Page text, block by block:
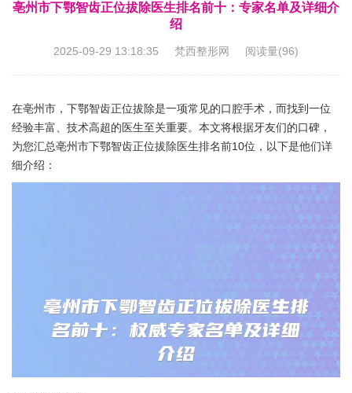
亳州市下鄂智齿正位拔除医生排名前十：专家名单及详细介
绍
2025-09-29 13:18:35 梵西整形网 阅读量(96)
在亳州市，下鄂智齿正位拔除是一项常见的口腔手术，而找到一位
经验丰富、技术高超的医生至关重要。本文将根据牙友们的口碑，
为您汇总亳州市下鄂智齿正位拔除医生排名前10位，以下是他们详
细介绍：